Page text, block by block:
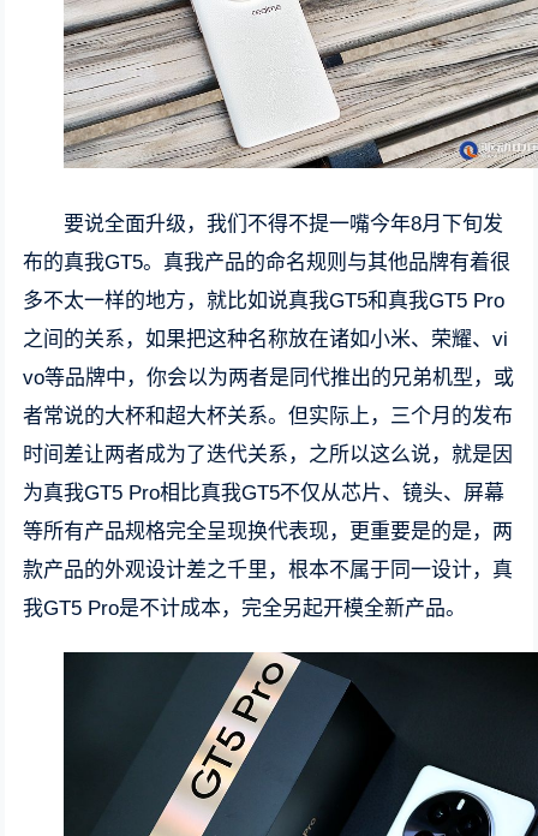
要说全面升级，我们不得不提一嘴今年8月下旬发
布的真我GT5。真我产品的命名规则与其他品牌有着很
多不太一样的地方，就比如说真我GT5和真我GT5 Pro
之间的关系，如果把这种名称放在诸如小米、荣耀、vi
vo等品牌中，你会以为两者是同代推出的兄弟机型，或
者常说的大杯和超大杯关系。但实际上，三个月的发布
时间差让两者成为了迭代关系，之所以这么说，就是因
为真我GT5 Pro相比真我GT5不仅从芯片、镜头、屏幕
等所有产品规格完全呈现换代表现，更重要是的是，两
款产品的外观设计差之千里，根本不属于同一设计，真
我GT5 Pro是不计成本，完全另起开模全新产品。